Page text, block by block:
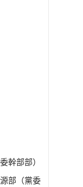
幹部部）
部（黨委